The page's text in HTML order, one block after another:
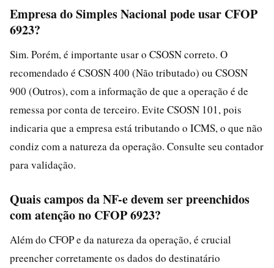
Empresa do Simples Nacional pode usar CFOP
6923?
Sim. Porém, é importante usar o CSOSN correto. O
recomendado é CSOSN 400 (Não tributado) ou CSOSN
900 (Outros), com a informação de que a operação é de
remessa por conta de terceiro. Evite CSOSN 101, pois
indicaria que a empresa está tributando o ICMS, o que não
condiz com a natureza da operação. Consulte seu contador
para validação.
Quais campos da NF-e devem ser preenchidos
com atenção no CFOP 6923?
Além do CFOP e da natureza da operação, é crucial
preencher corretamente os dados do destinatário